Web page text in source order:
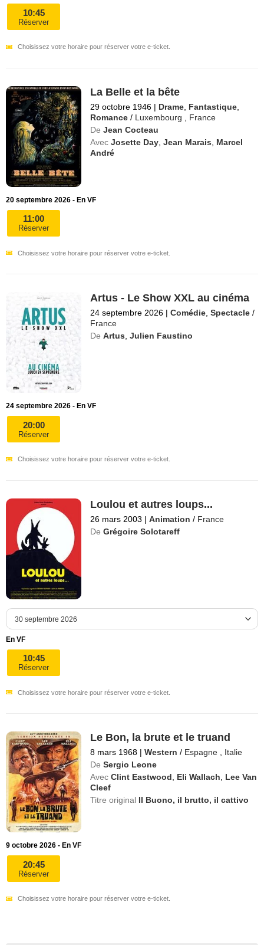
10:45
Réserver
Choisissez votre horaire pour réserver votre e-ticket.
La Belle et la bête
29 octobre 1946 | Drame Fantastique
Romance / Luxembourg
France
De Jean Cocteau
Avec Josette Day ,Jean Marais
Marcel
André
20 septembre 2026 - En VF
11:00
Réserver
Choisissez votre horaire pour réserver votre e-ticket.
Artus - Le Show XXL au cinéma
24 septembre 2026 | Comédie,Spectacle /
France
De Artus,Julien Faustino
24 septembre 2026 - En VF
20:00
Réserver
Choisissez votre horaire pour réserver votre e-ticket.
Loulou et autres loups...
26 mars 2003 | Animation / France
De Grégoire Solotareff
En VF
10:45
Réserver
Choisissez votre horaire pour réserver votre e-ticket.
Le Bon, la brute et le truand
8 mars 1968 | Western / Espagne , Italie
De Sergio Leone
Avec Clint Eastwood, Eli Wallach, Lee Van
Cleef
Titre original Il Buono, il brutto, il cattivo
9 octobre 2026 - En VF
20:45
Réserver
Choisissez votre horaire pour réserver votre e-ticket.